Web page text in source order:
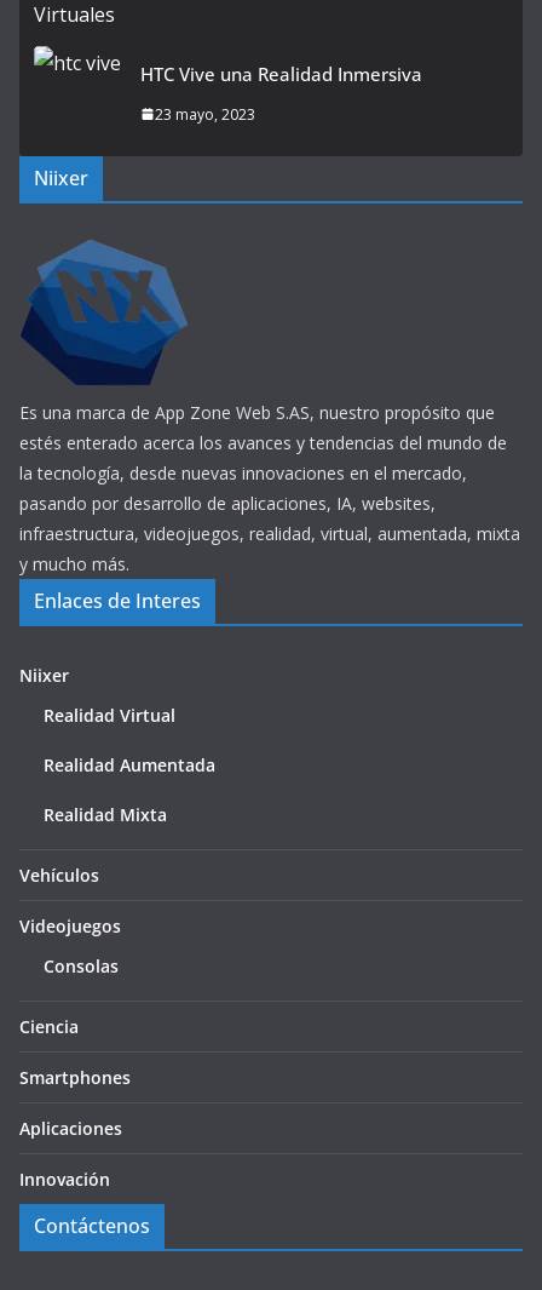
HTC Vive una Realidad Inmersiva
23 mayo, 2023
Niixer
Es una marca de App Zone Web S.AS, nuestro propósito que
estés enterado acerca los avances y tendencias del mundo de
la tecnología, desde nuevas innovaciones en el mercado,
pasando por desarrollo de aplicaciones, IA, websites,
infraestructura, videojuegos, realidad, virtual, aumentada, mixta
y mucho más.
Enlaces de Interes
Niixer
Realidad Virtual
Realidad Aumentada
Realidad Mixta
Vehículos
Videojuegos
Consolas
Ciencia
Smartphones
Aplicaciones
Innovación
Contáctenos